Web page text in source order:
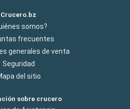
Crucero.bz
somos?
frecuentes
generales de venta
Seguridad
del sitio
sobre crucero